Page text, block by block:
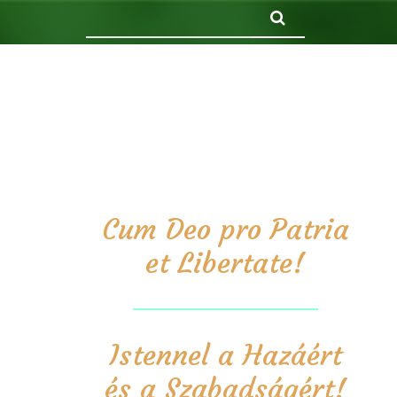
Cum Deo pro Patria
et Libertate!
Istennel a Hazáért
és a Szabadságért!